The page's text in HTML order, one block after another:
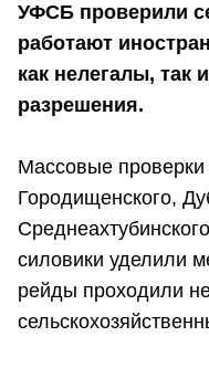
УФСБ проверили
работают
как нелегалы, так
разрешения.
Массовые
Городищенского,
силовики уделили
рейды проходили